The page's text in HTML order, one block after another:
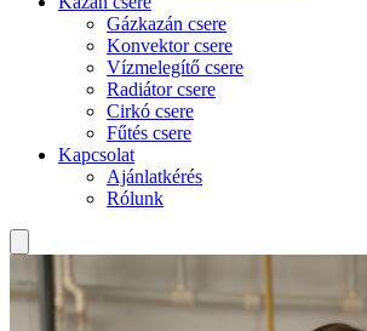
Gázkazán csere
Konvektor csere
Vízmelegítő csere
Radiátor csere
Cirkó csere
Fűtés csere
Kapcsolat
Ajánlatkérés
Rólunk